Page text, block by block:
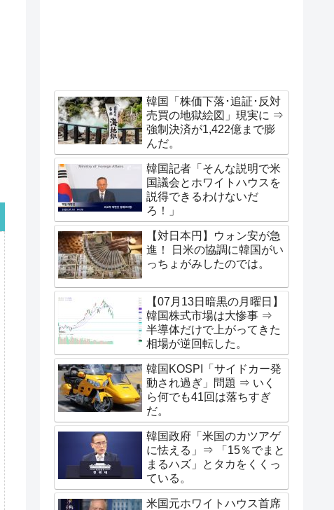
韓国「株価下落･追証･反対
売買の地獄絵図」現実に ⇒
強制決済が1,422億まで膨
んだ。
韓国記者「そんな説明で米
国議会とホワイトハウスを
説得できるわけないだ
ろ！」
【対日本円】ウォン安が急
進！ 日米の協調に韓国がい
っちょがみしたのでは。
【07月13日暗黒の月曜日】
韓国株式市場は大惨事 ⇒
半導体だけで上がってきた
相場が逆回転した。
韓国KOSPI「サイドカー発
動され過ぎ」問題 ⇒ いく
ら何でも41回は落ちすぎ
だ。
韓国政府「米国のカツアゲ
に怯える」⇒ 「15％でまと
まるハズ」とタカをくくっ
ている。
米国元ホワイトハウス首席